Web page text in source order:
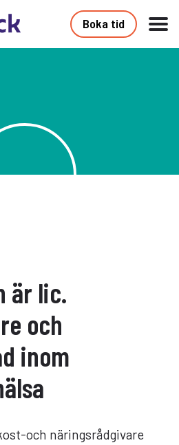
Boka tid
är lic.
och
inom
och näringsrådgivare